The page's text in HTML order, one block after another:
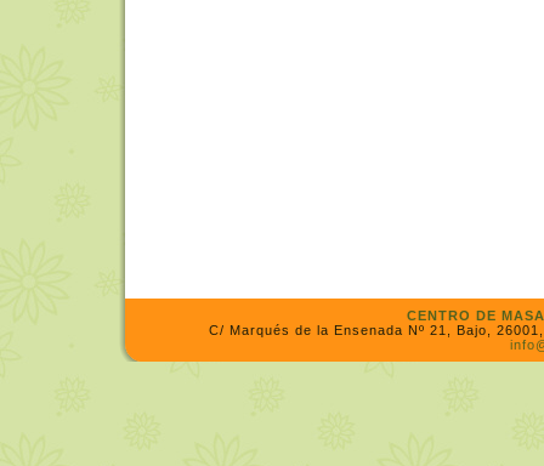
CENTRO DE
C/ Marqués de la Ensenada Nº 21, Bajo,